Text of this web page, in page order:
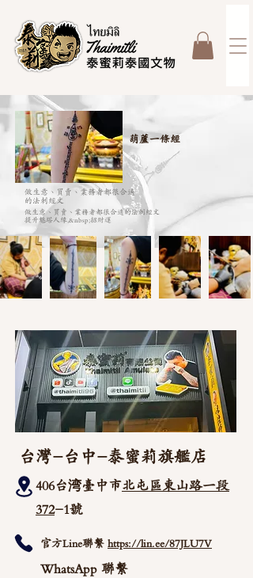
做生意、買賣、業務者都很合適
的法刺經文
做生意、買賣、業務者都很合適的法刺經文
提升魅塔人緣,&nbsp;招財運
葫蘆一條經
台灣-台中-泰蜜莉旗艦店
406台湾臺中市北屯區東山路一段
372-1號
官方Line聯繫 https://lin.ee/87JLU7V
WhatsApp 聯繫